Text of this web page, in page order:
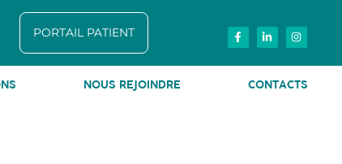
PORTAIL PATIENT
NOUS REJOINDRE CONTACTS